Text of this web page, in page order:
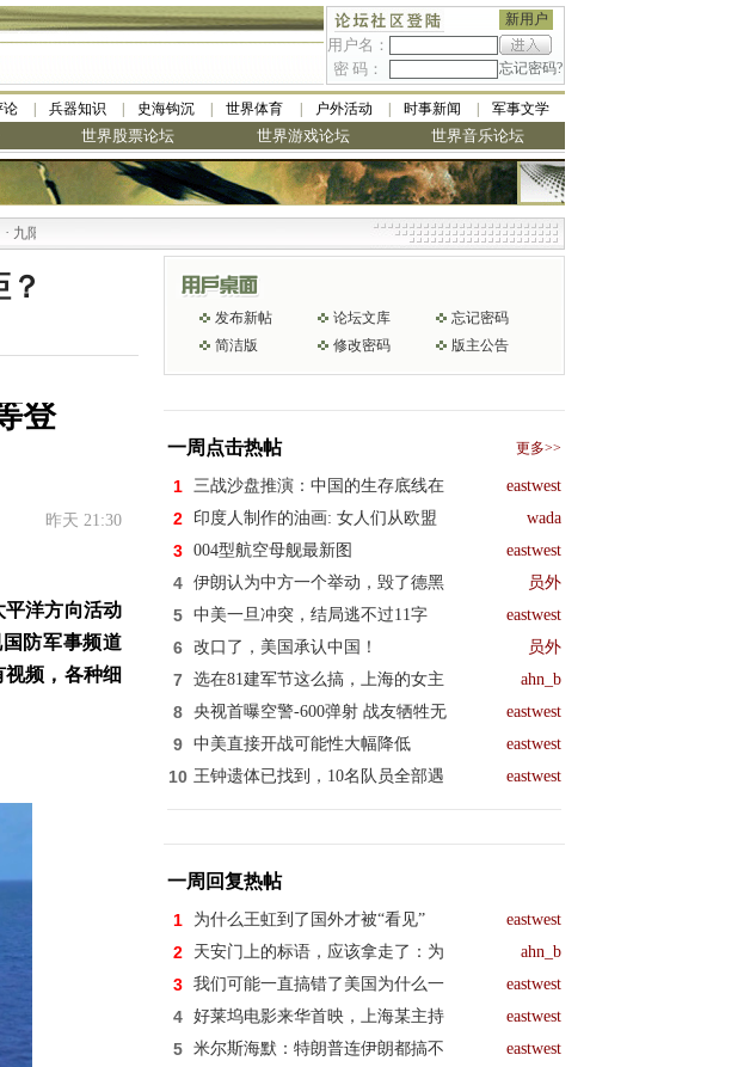
新用户
用户名：
密 码：
忘记密码?
论 兵器知识 史海钩沉 世界体育 户外活动 时事新闻 军事文学
世界股票论坛 世界游戏论坛 世界音乐论坛
洗型豆浆机 全美最低
登
昨天 21:30
洋方向活动
防军事频道
频，各种细
发布新帖 论坛文库
忘记密码
简洁版
修改密码 版主公告
一周点击热帖 更多>>
1 三战沙盘推演：中国的生存底线在 eastwest
2 印度人制作的油画: 女人们从欧盟 wada
3 004型航空母舰最新图 eastwest
4 伊朗认为中方一个举动，毁了德黑 员外
5 中美一旦冲突，结局逃不过11字 eastwest
6 改口了，美国承认中国！ 员外
7 选在81建军节这么搞，上海的女主 ahn_b
8 央视首曝空警-600弹射 战友牺牲无 eastwest
9 中美直接开战可能性大幅降低 eastwest
10 王钟遗体已找到，10名队员全部遇 eastwest
一周回复热帖
1 为什么王虹到了国外才被“看见” eastwest
2 天安门上的标语，应该拿走了：为 ahn_b
3 我们可能一直搞错了美国为什么一 eastwest
4 好莱坞电影来华首映，上海某主持 eastwest
5 米尔斯海默：特朗普连伊朗都搞不 eastwest